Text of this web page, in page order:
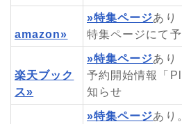
amazon»
»特集ページあり
特集ページにて
楽天ブック
ス»
»特集ページあり
予約開始情報「
知らせ
»特集ページあり